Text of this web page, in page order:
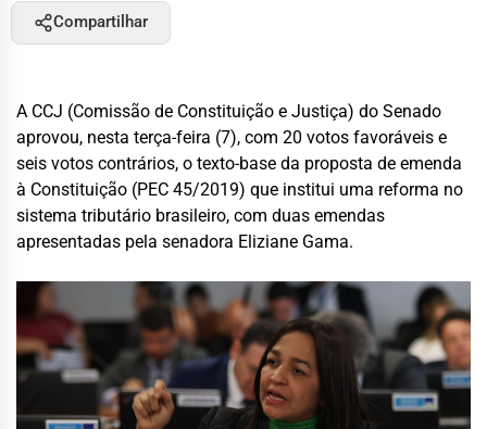
Compartilhar
A CCJ (Comissão de Constituição e Justiça) do Senado
aprovou, nesta terça-feira (7), com 20 votos favoráveis e
seis votos contrários, o texto-base da proposta de emenda
à Constituição (PEC 45/2019) que institui uma reforma no
sistema tributário brasileiro, com duas emendas
apresentadas pela senadora Eliziane Gama.